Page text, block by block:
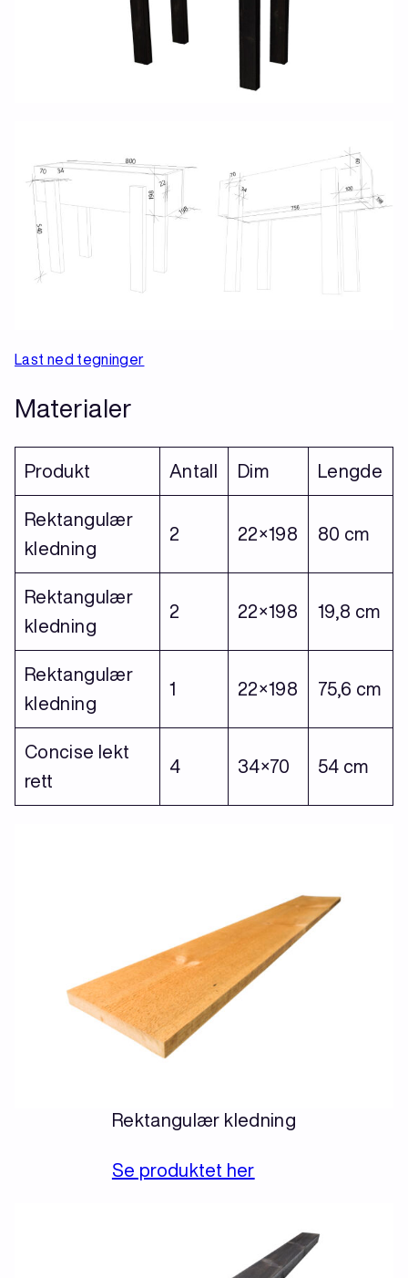
Last ned tegninger
Materialer
Produkt Antall Dim Lengde
Rektangulær
kledning
2 22×198 80 cm
Rektangulær
kledning
2 22×198 19,8 cm
Rektangulær
kledning
1 22×198 75,6 cm
Concise lekt
rett
4 34×70 54 cm
Rektangulær kledning
Se produktet her